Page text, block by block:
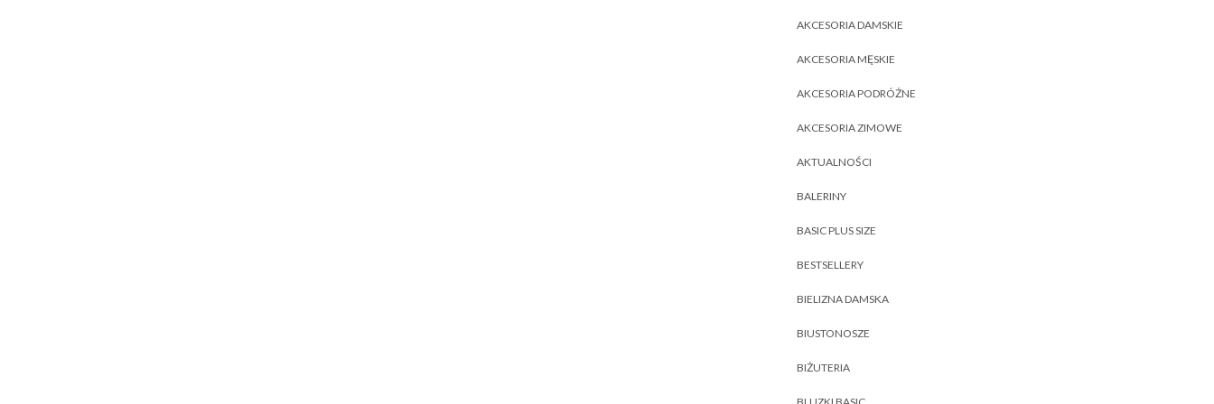
AKCESORIA DAMSKIE
AKCESORIA MĘSKIE
AKCESORIA PODRÓŻNE
AKCESORIA ZIMOWE
AKTUALNOŚCI
BALERINY
BASIC PLUS SIZE
BESTSELLERY
BIELIZNA DAMSKA
BIUSTONOSZE
BIŻUTERIA